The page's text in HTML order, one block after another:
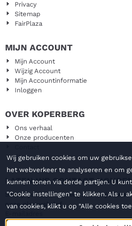
van aandacht en mededogen
in het dagelijks leven.
Daarnaa...
Privacy
Sitemap
FairPlaza
MIJN ACCOUNT
Mijn Account
Wijzig Account
Mijn Accountinformatie
Inloggen
OVER KOPERBERG
Ons verhaal
Onze producenten
Blog
LATEN WE CONTACT HOUDEN
Schrijf je hier in en wij sturen je
onze nieuwsbrief.
Wij gebruiken cookies om uw
het webverkeer te analyseren en om
kunnen tonen via derde partijen. U
"Cookie instellingen" te klikken. Als u
van cookies, klikt u op "Alle cookies